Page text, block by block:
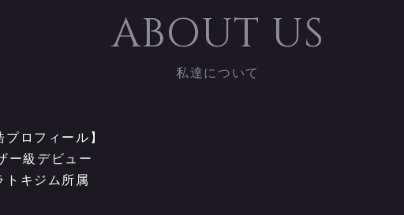
ABOUT US
私達について
プロフィール】
ー級デビュー
トキジム所属